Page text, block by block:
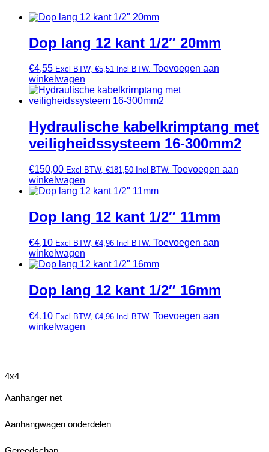
Dop lang 12 kant 1/2″ 20mm
€4,55 Excl BTW, €5,51 Incl BTW. Toevoegen aan
winkelwagen
Hydraulische kabelkrimptang met
veiligheidssysteem 16-300mm2
€150,00 Excl BTW, €181,50 Incl BTW. Toevoegen aan
winkelwagen
Dop lang 12 kant 1/2″ 11mm
€4,10 Excl BTW, €4,96 Incl BTW. Toevoegen aan
winkelwagen
Dop lang 12 kant 1/2″ 16mm
€4,10 Excl BTW, €4,96 Incl BTW. Toevoegen aan
winkelwagen
4x4
Aanhanger net
Aanhangwagen onderdelen